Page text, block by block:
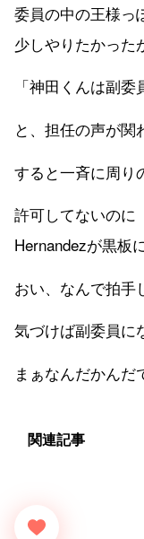
委員の中の王様っ
少しやりたかった
「神田くんは副委
と、担任の声が関
すると一斉に周り
許可してないのに
Hernandezが黒板
おい、なんで拍手
気づけば副委員に
まぁなんだかんだ
関連記事